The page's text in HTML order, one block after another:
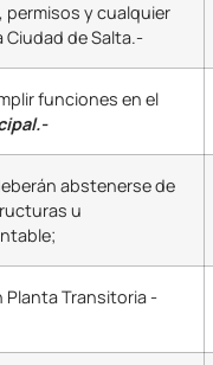
permisos y cualquier
de Salta.-
funciones en el
abstenerse de
u
Planta Transitoria -